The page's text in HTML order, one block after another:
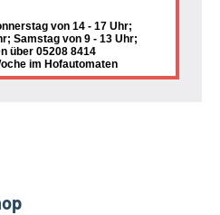
von 14 - 17 Uhr;
Samstag von 9 - 13 Uhr;
über 05208 8414
im Hofautomaten